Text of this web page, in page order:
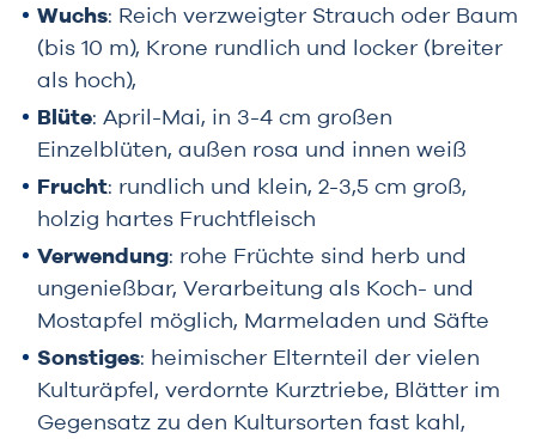
Wuchs: Reich verzweigter Strauch oder Baum
(bis 10 m), Krone rundlich und locker (breiter
als hoch),
Blüte: April-Mai, in 3-4 cm großen
Einzelblüten, außen rosa und innen weiß
Frucht: rundlich und klein, 2-3,5 cm groß,
holzig hartes Fruchtfleisch
Verwendung: rohe Früchte sind herb und
ungenießbar, Verarbeitung als Koch- und
Mostapfel möglich, Marmeladen und Säfte
Sonstiges: heimischer Elternteil der vielen
Kulturäpfel, verdornte Kurztriebe, Blätter im
Gegensatz zu den Kultursorten fast kahl,